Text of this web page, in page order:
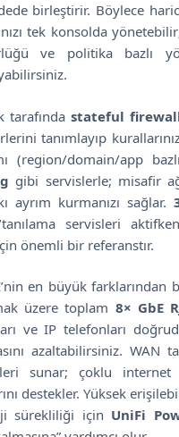
birleştirir. Böylece
tek konsolda
ve politika bazlı
tarafında stateful
tanımlayıp
(region/domain/app
gibi servislerle; misafir
ayrım kurmanızı sağlar.
tanılama servisleri
önemli bir referanstır.
en büyük farklarından
üzere toplam 8× GbE
ve IP telefonları
azaltabilirsiniz. WAN
sunar; çoklu
destekler. Yüksek
sürekliliği için UniFi